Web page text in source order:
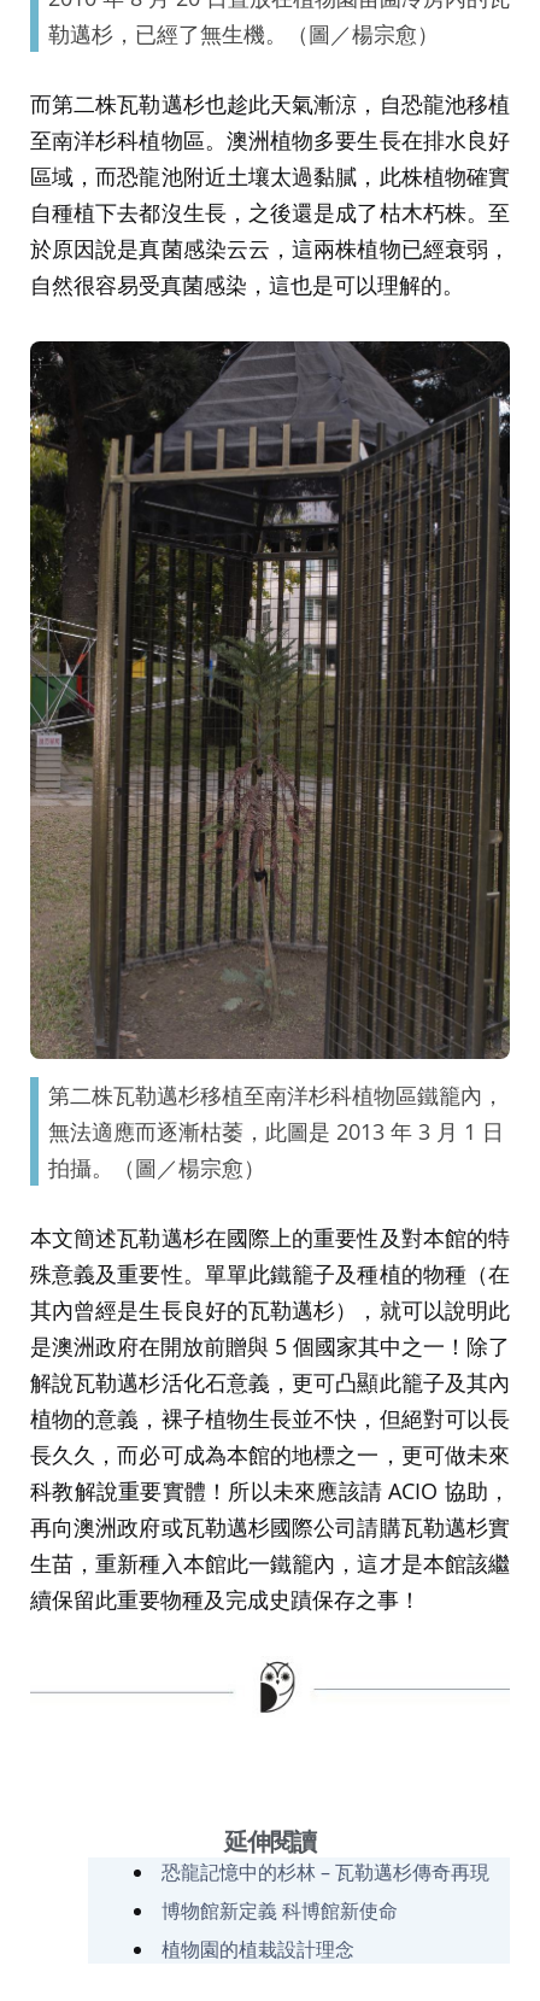
勒邁杉，已經了無生機。（圖／楊宗愈）
而第二株瓦勒邁杉也趁此天氣漸涼，自恐龍池移植
至南洋杉科植物區。澳洲植物多要生長在排水良好
區域，而恐龍池附近土壤太過黏膩，此株植物確實
自種植下去都沒生長，之後還是成了枯木朽株。至
於原因說是真菌感染云云，這兩株植物已經衰弱，
自然很容易受真菌感染，這也是可以理解的。
第二株瓦勒邁杉移植至南洋杉科植物區鐵籠內，
無法適應而逐漸枯萎，此圖是 2013 年 3 月 1 日
拍攝。（圖／楊宗愈）
本文簡述瓦勒邁杉在國際上的重要性及對本館的特
殊意義及重要性。單單此鐵籠子及種植的物種（在
其內曾經是生長良好的瓦勒邁杉），就可以說明此
是澳洲政府在開放前贈與 5 個國家其中之一！除了
解說瓦勒邁杉活化石意義，更可凸顯此籠子及其內
植物的意義，裸子植物生長並不快，但絕對可以長
長久久，而必可成為本館的地標之一，更可做未來
科教解說重要實體！所以未來應該請 ACIO 協助，
再向澳洲政府或瓦勒邁杉國際公司請購瓦勒邁杉實
生苗，重新種入本館此一鐵籠內，這才是本館該繼
續保留此重要物種及完成史蹟保存之事！
延伸閱讀
恐龍記憶中的杉林 – 瓦勒邁杉傳奇再現
博物館新定義 科博館新使命
植物園的植栽設計理念